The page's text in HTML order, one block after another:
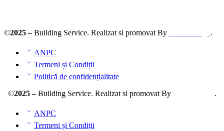
©2025 – Building Service. Realizat si promovat By .
ANPC
Termeni și Condiții
Politică de confidențialitate
©2025– Building Service. Realizat si promovat By .
ANPC
Termeni și Condiții